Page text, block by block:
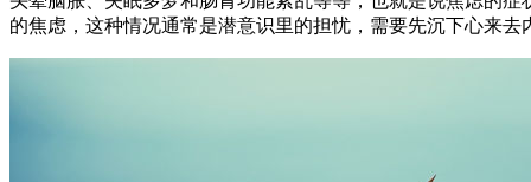
的焦虑，这种情况通常是潜意识里的担忧，需要先沉下心来去